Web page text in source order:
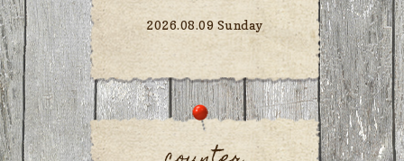
2026.08.09 Sunday